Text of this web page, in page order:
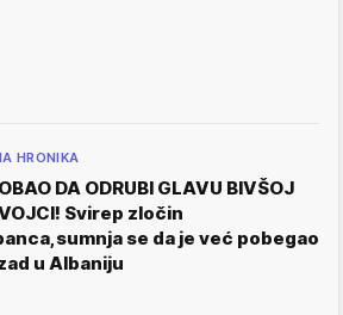
HRONIKA
DA ODRUBI GLAVU BIVŠOJ
Svirep zločin
se da je već pobegao
u Albaniju